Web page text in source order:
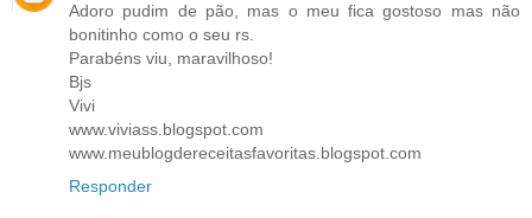
Adoro pudim de pão, mas o meu fica gostoso mas não
bonitinho como o seu rs.
Parabéns viu, maravilhoso!
Bjs
Vivi
www.viviass.blogspot.com
www.meublogdereceitasfavoritas.blogspot.com
Responder